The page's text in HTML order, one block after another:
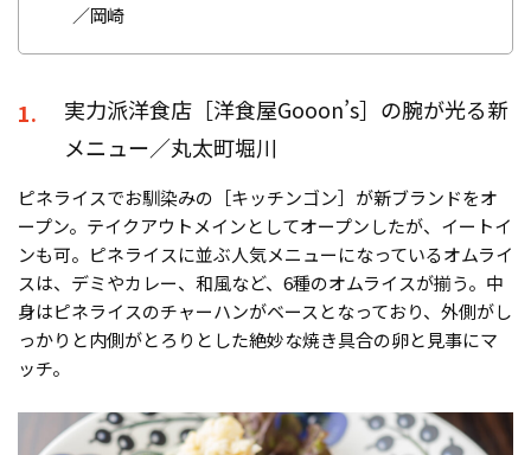
／岡崎
1.
実力派洋食店［洋食屋Gooon’s］の腕が光る新
メニュー／丸太町堀川
ピネライスでお馴染みの［キッチンゴン］が新ブランドをオ
ープン。テイクアウトメインとしてオープンしたが、イートイ
ンも可。ピネライスに並ぶ人気メニューになっているオムライ
スは、デミやカレー、和風など、6種のオムライスが揃う。中
身はピネライスのチャーハンがベースとなっており、外側がし
っかりと内側がとろりとした絶妙な焼き具合の卵と見事にマ
ッチ。